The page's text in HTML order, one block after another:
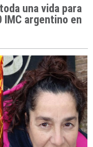
una vida para
argentino en